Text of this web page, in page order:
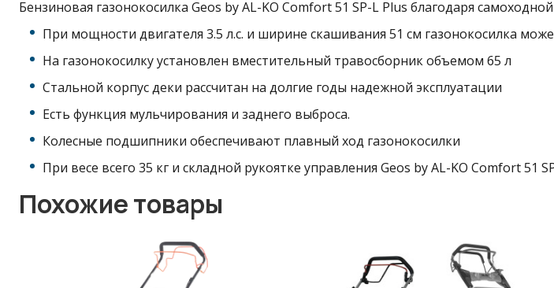
Бензиновая газонокосилка Geos by AL-KO Comfort 51 SP-L Plus благодаря
При мощности двигателя 3.5 л.с. и ширине скашивания 51 см газонокосилка
На газонокосилку установлен вместительный травосборник объемом 65 л
Стальной корпус деки рассчитан на долгие годы надежной эксплуатации
Есть функция мульчирования и заднего выброса.
Колесные подшипники обеспечивают плавный ход газонокосилки
При весе всего 35 кг и складной рукоятке управления Geos by AL-KO Comfort
Похожие товары